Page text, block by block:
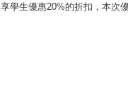
享學生優惠20%的折扣，本次